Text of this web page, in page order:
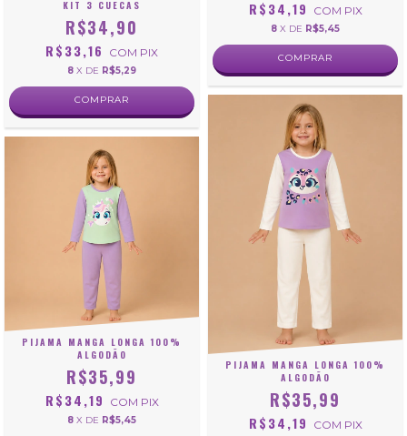
KIT 3 CUECAS
R$34,90
R$33,16 COM PIX
8 X DE R$5,29
COMPRAR
R$34,19 COM PIX
8 X DE R$5,45
COMPRAR
PIJAMA MANGA LONGA 100%
ALGODÃO
R$35,99
R$34,19 COM PIX
8 X DE R$5,45
PIJAMA MANGA LONGA 100%
ALGODÃO
R$35,99
R$34,19 COM PIX